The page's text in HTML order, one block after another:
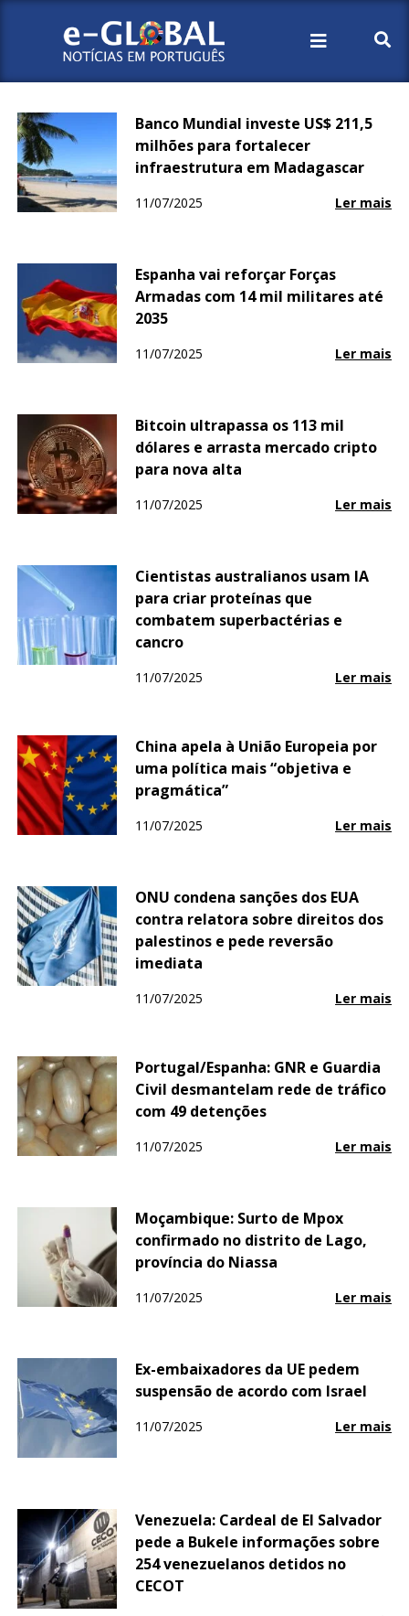
Início 2025 Julho 11
Banco Mundial investe US$ 211,5
milhões para fortalecer
infraestrutura em Madagascar
11/07/2025 Ler mais
Espanha vai reforçar Forças
Armadas com 14 mil militares até
2035
11/07/2025 Ler mais
Bitcoin ultrapassa os 113 mil
dólares e arrasta mercado cripto
para nova alta
11/07/2025 Ler mais
Cientistas australianos usam IA
para criar proteínas que
combatem superbactérias e
cancro
11/07/2025 Ler mais
China apela à União Europeia por
uma política mais “objetiva e
pragmática”
11/07/2025 Ler mais
ONU condena sanções dos EUA
contra relatora sobre direitos dos
palestinos e pede reversão
imediata
11/07/2025 Ler mais
Portugal/Espanha: GNR e Guardia
Civil desmantelam rede de tráfico
com 49 detenções
11/07/2025 Ler mais
Moçambique: Surto de Mpox
confirmado no distrito de Lago,
província do Niassa
11/07/2025 Ler mais
Ex-embaixadores da UE pedem
suspensão de acordo com Israel
11/07/2025 Ler mais
Venezuela: Cardeal de El Salvador
pede a Bukele informações sobre
254 venezuelanos detidos no
CECOT